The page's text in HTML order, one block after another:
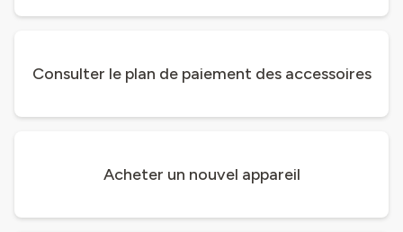
Consulter le plan de paiement des accessoires
Acheter un nouvel appareil